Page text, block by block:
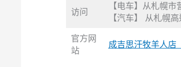
访问
【电车】从札幌
【汽车】 从札幌
官方网
站
成吉思汗牧羊人店